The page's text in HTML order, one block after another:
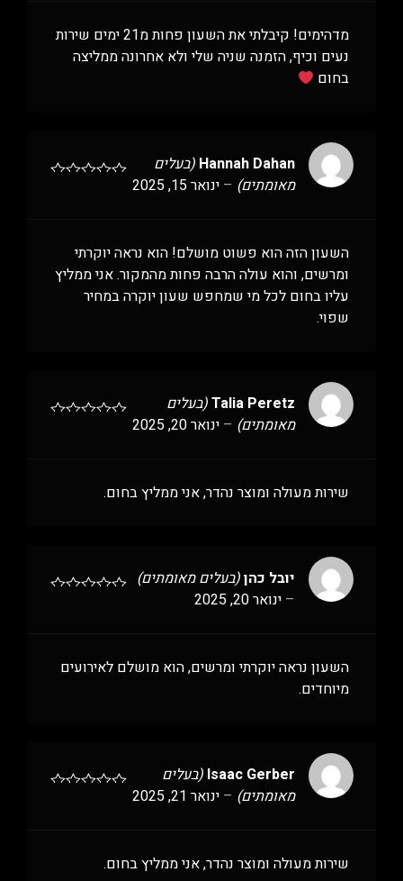
מדהימים! קיבלתי את השעון פחות מ21 ימים שירות
נעים וכיף, הזמנה שניה שלי ולא אחרונה ממליצה
בחום
Hannah Dahan (בעלים
מאומתים) – ינואר 15, 2025
השעון הזה הוא פשוט מושלם! הוא נראה יוקרתי
ומרשים, והוא עולה הרבה פחות מהמקור. אני ממליץ
עליו בחום לכל מי שמחפש שעון יוקרה במחיר
שפוי.
Talia Peretz(בעלים
מאומתים) – ינואר 20, 2025
שירות מעולה ומוצר נהדר, אני ממליץ בחום.
יובל כהן(בעלים מאומתים)
– ינואר 20, 2025
השעון נראה יוקרתי ומרשים, הוא מושלם לאירועים
מיוחדים.
Isaac Gerber (בעלים
מאומתים) – ינואר 21, 2025
שירות מעולה ומוצר נהדר, אני ממליץ בחום.